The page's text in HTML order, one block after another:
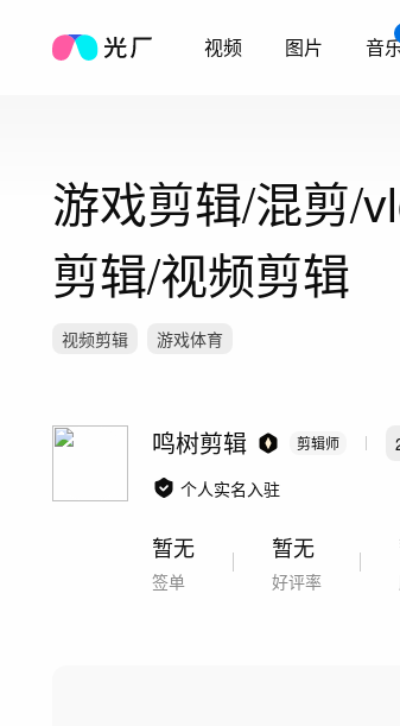
视频 图片 音
游戏剪辑/混剪/
剪辑/视频剪辑
视频剪辑 游戏体育
鸣树剪辑 剪辑师
个人实名入驻
暂无
签单
暂无
好评率